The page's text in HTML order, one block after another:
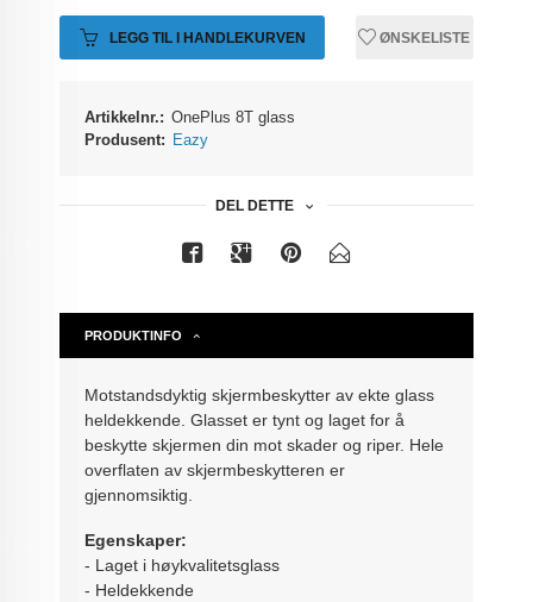
LEGG TIL I HANDLEKURVEN ØNSKELISTE
Artikkelnr.: OnePlus 8T glass
Produsent: Eazy
DEL DETTE
PRODUKTINFO
Motstandsdyktig skjermbeskytter av ekte glass
heldekkende. Glasset er tynt og laget for å
beskytte skjermen din mot skader og riper. Hele
overflaten av skjermbeskytteren er
gjennomsiktig.
Egenskaper:
- Laget i høykvalitetsglass
- Heldekkende